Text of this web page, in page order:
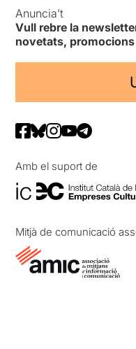
Anuncia’t
Vull rebre la
novetats,
Amb el suport de
Mitjà de comunicació